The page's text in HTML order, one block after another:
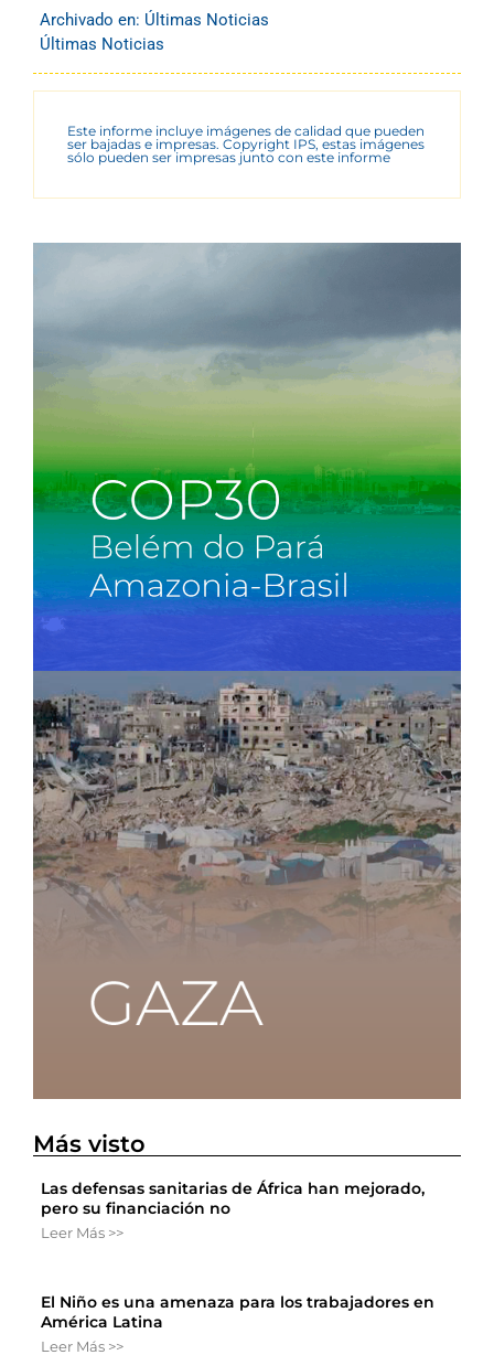
Archivado en: Últimas Noticias
Últimas Noticias
Este informe incluye imágenes de calidad que pueden
ser bajadas e impresas. Copyright IPS, estas imágenes
sólo pueden ser impresas junto con este informe
Más visto
Las defensas sanitarias de África han mejorado,
pero su financiación no
Leer Más >>
El Niño es una amenaza para los trabajadores en
América Latina
Leer Más >>